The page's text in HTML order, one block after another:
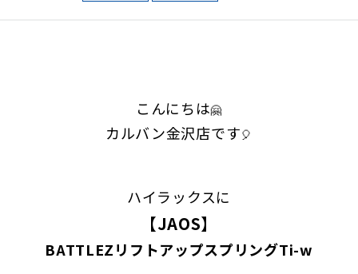
こんにちは🤗
カルバン金沢店です🎈
ハイラックスに
【JAOS】
BATTLEZリフトアップスプリングTi-w